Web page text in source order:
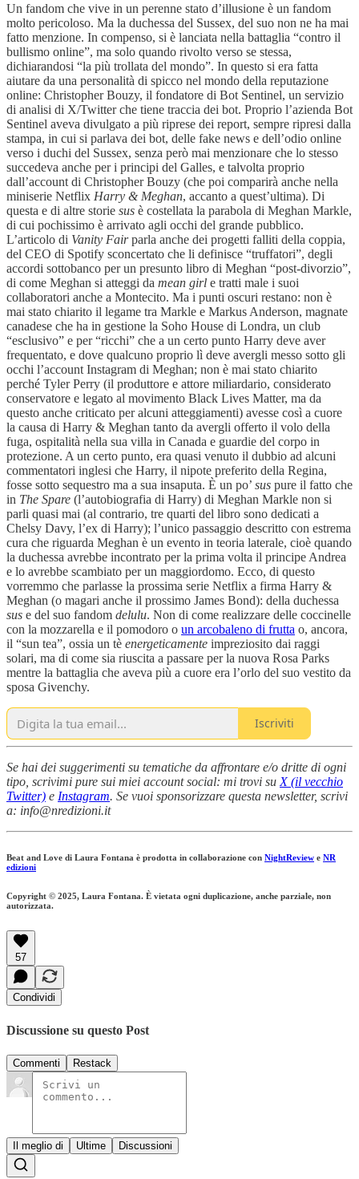
Un fandom che vive in un perenne stato d’illusione è un fandom
molto pericoloso. Ma la duchessa del Sussex, del suo non ne ha mai
fatto menzione. In compenso, si è lanciata nella battaglia “contro il
bullismo online”, ma solo quando rivolto verso se stessa,
dichiarandosi “la più trollata del mondo”. In questo si era fatta
aiutare da una personalità di spicco nel mondo della reputazione
online: Christopher Bouzy, il fondatore di Bot Sentinel, un servizio
di analisi di X/Twitter che tiene traccia dei bot. Proprio l’azienda Bot
Sentinel aveva divulgato a più riprese dei report, sempre ripresi dalla
stampa, in cui si parlava dei bot, delle fake news e dell’odio online
verso i duchi del Sussex, senza però mai menzionare che lo stesso
succedeva anche per i principi del Galles, e talvolta proprio
dall’account di Christopher Bouzy (che poi comparirà anche nella
miniserie Netflix Harry & Meghan, accanto a quest’ultima). Di
questa e di altre storie sus è costellata la parabola di Meghan Markle,
di cui pochissimo è arrivato agli occhi del grande pubblico.
L’articolo di Vanity Fairparla anche dei progetti falliti della coppia,
del CEO di Spotify sconcertato che li definisce “truffatori”, degli
accordi sottobanco per un presunto libro di Meghan “post-divorzio”,
di come Meghan si atteggi da mean girl e tratti male i suoi
collaboratori anche a Montecito. Ma i punti oscuri restano: non è
mai stato chiarito il legame tra Markle e Markus Anderson, magnate
canadese che ha in gestione la Soho House di Londra, un club
“esclusivo” e per “ricchi” che a un certo punto Harry deve aver
frequentato, e dove qualcuno proprio lì deve avergli messo sotto gli
occhi l’account Instagram di Meghan; non è mai stato chiarito
perché Tyler Perry (il produttore e attore miliardario, considerato
conservatore e legato al movimento Black Lives Matter, ma da
questo anche criticato per alcuni atteggiamenti) avesse così a cuore
la causa di Harry & Meghan tanto da avergli offerto il volo della
fuga, ospitalità nella sua villa in Canada e guardie del corpo in
protezione. A un certo punto, era quasi venuto il dubbio ad alcuni
commentatori inglesi che Harry, il nipote preferito della Regina,
fosse sotto sequestro ma a sua insaputa. È un po’ sus pure il fatto che
in The Spare (l’autobiografia di Harry) di Meghan Markle non si
parli quasi mai (al contrario, tre quarti del libro sono dedicati a
Chelsy Davy, l’ex di Harry); l’unico passaggio descritto con estrema
cura che riguarda Meghan è un evento in teoria laterale, cioè quando
la duchessa avrebbe incontrato per la prima volta il principe Andrea
e lo avrebbe scambiato per un maggiordomo. Ecco, di questo
vorremmo che parlasse la prossima serie Netflix a firma Harry &
Meghan (o magari anche il prossimo James Bond): della duchessa
sus e del suo fandom delulu. Non di come realizzare delle coccinelle
con la mozzarella e il pomodoro o un arcobaleno di frutta o, ancora,
il “sun tea”, ossia un tè energeticamente impreziosito dai raggi
solari, ma di come sia riuscita a passare per la nuova Rosa Parks
mentre la battaglia che aveva più a cuore era l’orlo del suo vestito da
sposa Givenchy.
Iscriviti
Se hai dei suggerimenti su tematiche da affrontare e/o dritte di ogni
tipo, scrivimi pure sui miei account social: mi trovi su X (il vecchio
Twitter) e Instagram. Se vuoi sponsorizzare questa newsletter, scrivi
a: info@nredizioni.it
Beat and Love di Laura Fontana è prodotta in collaborazione con NightReview e NR
edizioni
Copyright © 2025, Laura Fontana. È vietata ogni duplicazione, anche parziale, non
autorizzata.
57
Condividi
Discussione su questo Post
Commenti Restack
Il meglio di Ultime Discussioni